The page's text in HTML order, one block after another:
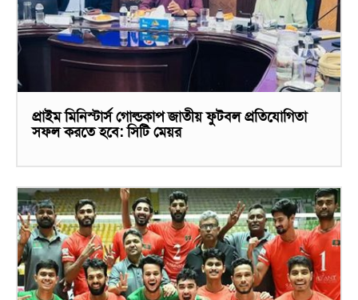
প্রাইম মিনিস্টার্স গোল্ডকাপ জাতীয় ফুটবল প্রতিযোগিতা
সফল করতে হবে: সিটি মেয়র